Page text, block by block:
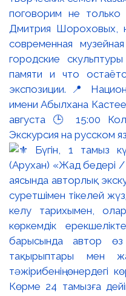
поговорим не
Дмитрия Шороховых,
современная
городские
памяти и что
экспозиции. 📍
имени Абылхана
августа 🕒 15:00
Экскурсия на русском